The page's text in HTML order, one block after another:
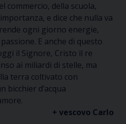
commercio, della scuola,
e dice che nulla va
ogni giorno energie,
E anche di questo
il Signore, Cristo il re
ai miliardi di stelle, ma
terra coltivato con
bicchier d’acqua
+ vescovo Carlo